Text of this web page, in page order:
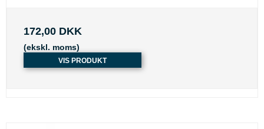
172,00 DKK
(ekskl. moms)
VIS PRODUKT